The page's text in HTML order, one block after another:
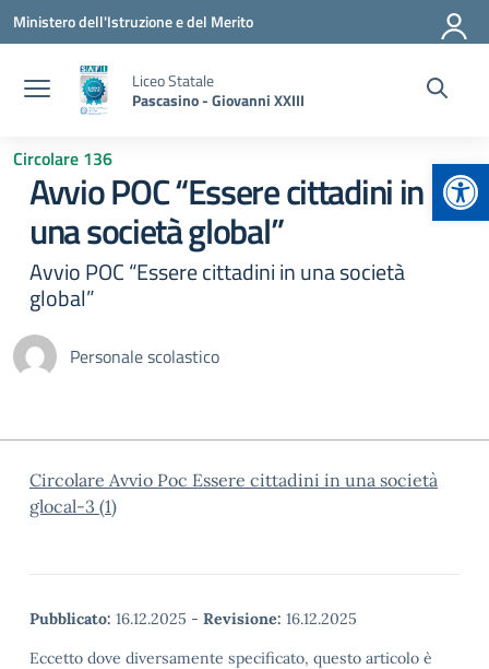
Vai ai contenuti
Vai al menu di navigazione
Vai al footer
Ministero dell'Istruzione e del Merito
Liceo Statale
Pascasino - Giovanni XXIII
Circolare 136
Avvio POC “Essere cittadini in
una società global”
Avvio POC “Essere cittadini in una società
global”
Personale scolastico
Circolare Avvio Poc Essere cittadini in una società
glocal-3 (1)
Pubblicato: 16.12.2025 - Revisione: 16.12.2025
Eccetto dove diversamente specificato, questo articolo è